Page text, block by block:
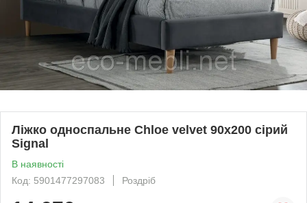
Ліжко односпальне Chloe velvet 90х200 сірий
Signal
В наявності
Код: 5901477297083
Роздріб